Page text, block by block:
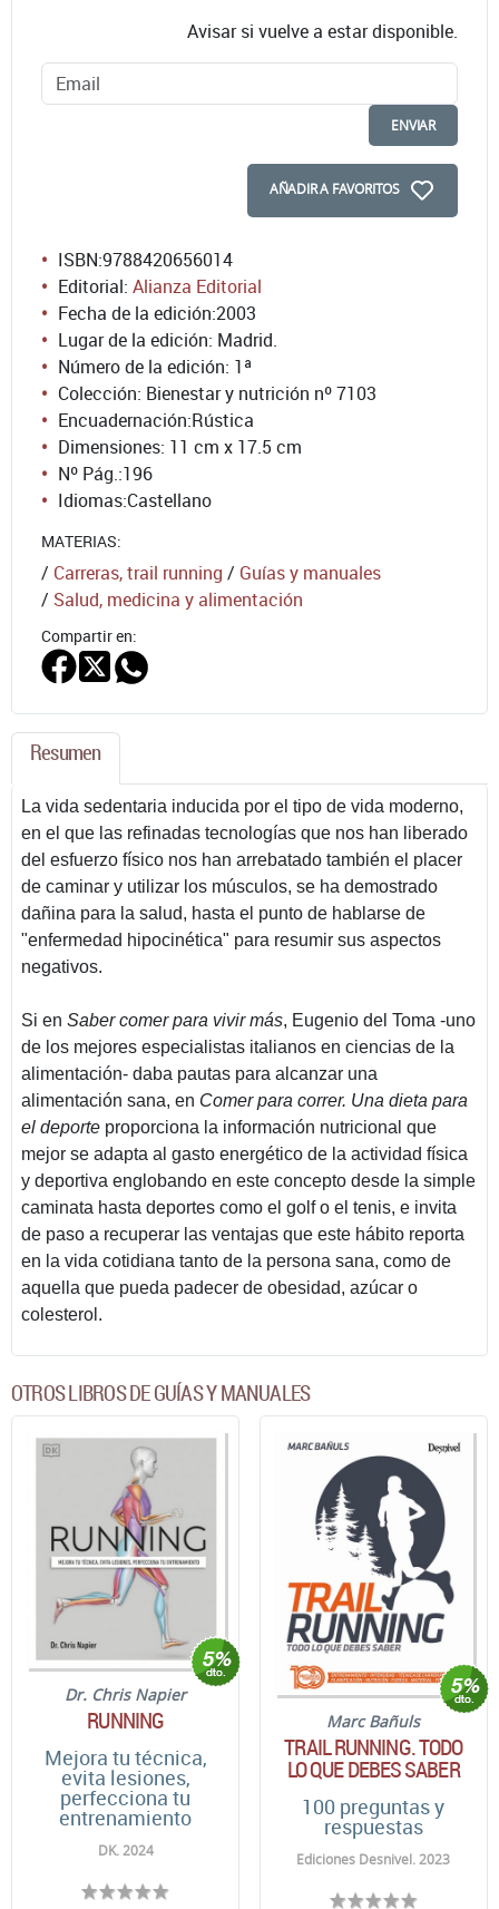
Avisar si vuelve a estar disponible.
ENVIAR
AÑADIR A FAVORITOS
ISBN:9788420656014
Editorial: Alianza Editorial
Fecha de la edición:2003
Lugar de la edición: Madrid.
Número de la edición: 1ª
Colección: Bienestar y nutrición nº 7103
Encuadernación:Rústica
Dimensiones: 11 cm x 17.5 cm
Nº Pág.:196
Idiomas:Castellano
MATERIAS:
/ Carreras, trail running / Guías y manuales
/ Salud, medicina y alimentación
Compartir en:
Resumen
La vida sedentaria inducida por el tipo de vida moderno,
en el que las refinadas tecnologías que nos han liberado
del esfuerzo físico nos han arrebatado también el placer
de caminar y utilizar los músculos, se ha demostrado
dañina para la salud, hasta el punto de hablarse de
"enfermedad hipocinética" para resumir sus aspectos
negativos.
Si en Saber comer para vivir más, Eugenio del Toma -uno
de los mejores especialistas italianos en ciencias de la
alimentación-­ daba pautas para alcanzar una
alimentación sana, en Comer para correr. Una dieta para
el deporte proporciona la información nutricional que
mejor se adapta al gasto energético de la actividad física
y deportiva ­englobando en este concepto desde la simple
caminata hasta deportes como el golf o el tenis­, e invita
de paso a recuperar las ventajas que este hábito reporta
en la vida cotidiana tanto de la persona sana, como de
aquella que pueda padecer de obesidad, azúcar o
colesterol.
OTROS LIBROS DE GUÍAS Y MANUALES
Dr. Chris Napier
RUNNING
Mejora tu técnica,
evita lesiones,
perfecciona tu
entrenamiento
DK. 2024
Marc Bañuls
TRAIL RUNNING. TODO
LO QUE DEBES SABER
100 preguntas y
respuestas
Ediciones Desnivel. 2023